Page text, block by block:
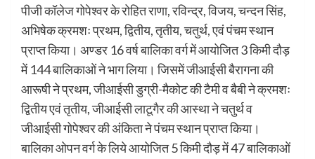
पीजी कॉलेज गोपेश्वर के रोहित राणा, रविन्द्र, विजय, चन्दन सिंह,
अभिषेक क्रमशः प्रथम, द्वितीय, तृतीय, चतुर्थ, एवं पंचम स्थान
प्राप्त किया। अण्डर 16 वर्ष बालिका वर्ग में आयोजित 3 किमी दौड़
में 144 बालिकाओं ने भाग लिया। जिसमें जीआईसी बैरागना की
आरूषी ने प्रथम, जीआईसी डुग्री-मैकोट की टैमी व बैबी ने क्रमशः
द्वितीय एवं तृतीय, जीआईसी लाटूगैर की आस्था ने चतुर्थ व
जीआईसी गोपेश्वर की अंकिता ने पंचम स्थान प्राप्त किया।
बालिका ओपन वर्ग के लिये आयोजित 5 किमी दौड़ में 47 बालिकाओं